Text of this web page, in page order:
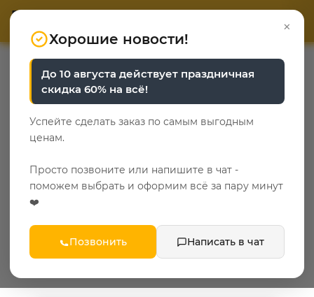
0
Пуфы для кабинета
Главная — Каталог — Кабинет —
Кресла и пуфики для кабинета — Пуфы для кабинета
Популярные категории
сонома
ФИЛЬТР
×
Хорошие новости!
До 10 августа действует праздничная
скидка 60% на всё!
Успейте сделать заказ по самым выгодным
ценам.
Просто позвоните или напишите в чат -
поможем выбрать и оформим всё за пару минут
❤️
Позвонить Написать в чат